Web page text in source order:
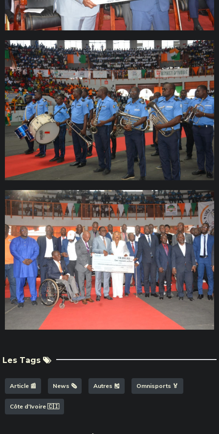
Les Tags
Article 📰 News 🗞️ Autres 🎽 Omnisports 🏅
Côte d'Ivoire 🇨🇮